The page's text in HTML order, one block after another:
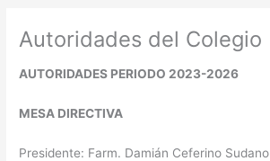
Autoridades del Colegio
AUTORIDADES PERIODO 2023-2026
MESA DIRECTIVA
Presidente: Farm. Damián Ceferino Sudano